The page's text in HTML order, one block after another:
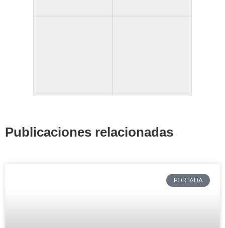
Publicaciones relacionadas
PORTADA